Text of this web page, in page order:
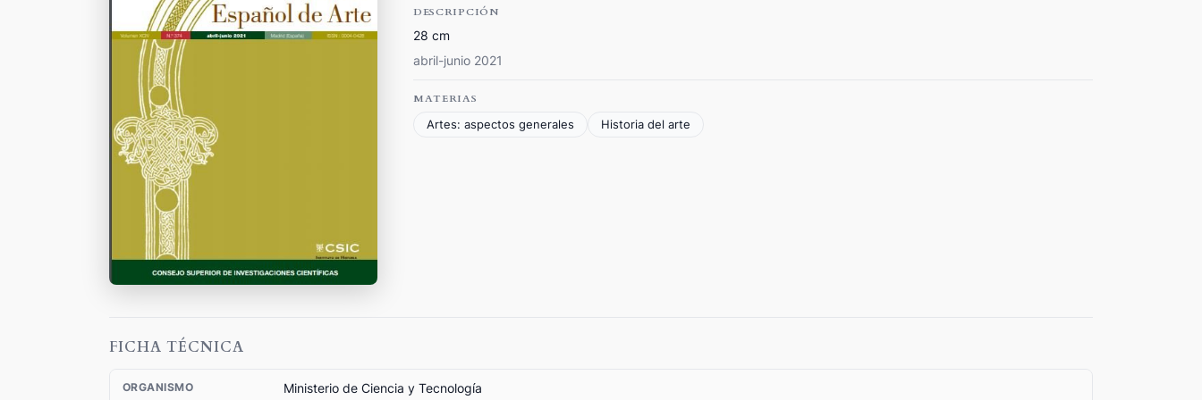
DESCRIPCIÓN
28 cm
abril-junio 2021
MATERIAS
Artes: aspectos generales
Historia del arte
FICHA TÉCNICA
ORGANISMO Ministerio de Ciencia y Tecnología